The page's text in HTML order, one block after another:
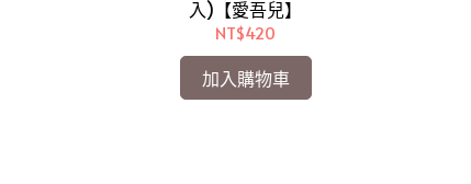
入)【愛吾兒】
NT$420
加入購物車